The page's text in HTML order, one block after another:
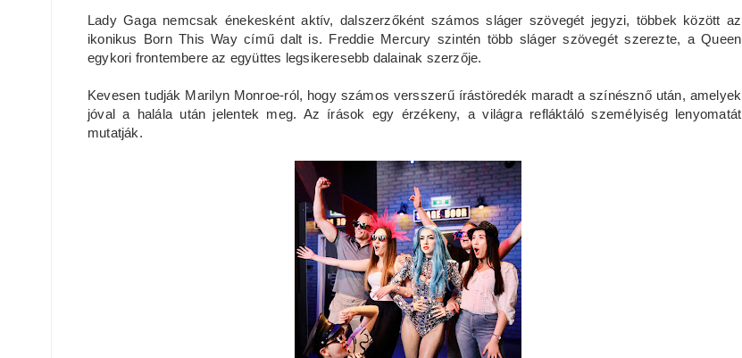
Lady Gaga nemcsak énekesként aktív, dalszerzőként számos sláger szövegét jegyzi, többek között az
ikonikus Born This Way című dalt is. Freddie Mercury szintén több sláger szövegét szerezte, a Queen
egykori frontembere az együttes legsikeresebb dalainak szerzője.
Kevesen tudják Marilyn Monroe-ról, hogy számos versszerű írástöredék maradt a színésznő után, amelyek
jóval a halála után jelentek meg. Az írások egy érzékeny, a világra refláktáló személyiség lenyomatát
mutatják.